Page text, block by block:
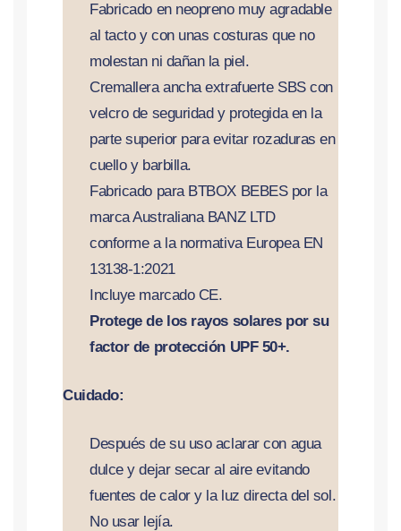
Fabricado en neopreno muy agradable
al tacto y con unas costuras que no
molestan ni dañan la piel.
Cremallera ancha extrafuerte SBS con
velcro de seguridad y protegida en la
parte superior para evitar rozaduras en
cuello y barbilla.
Fabricado para BTBOX BEBES por la
marca Australiana BANZ LTD
conforme a la normativa Europea EN
13138-1:2021
Incluye marcado CE.
Protege de los rayos solares por su
factor de protección UPF 50+.
Cuidado:
Después de su uso aclarar con agua
dulce y dejar secar al aire evitando
fuentes de calor y la luz directa del sol.
No usar lejía.